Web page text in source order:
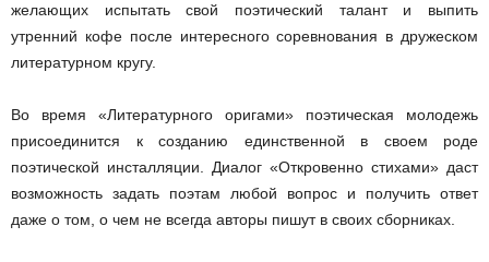
желающих испытать свой поэтический талант и выпить
утренний кофе после интересного соревнования в дружеском
литературном кругу.
Во время «Литературного оригами» поэтическая молодежь
присоединится к созданию единственной в своем роде
поэтической инсталляции. Диалог «Откровенно стихами» даст
возможность задать поэтам любой вопрос и получить ответ
даже о том, о чем не всегда авторы пишут в своих сборниках.